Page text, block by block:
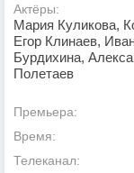
Актёры:
Мария Куликова,
Егор Клинаев,
Бурдихина,
Полетаев
Премьера:
Время:
Телеканал: